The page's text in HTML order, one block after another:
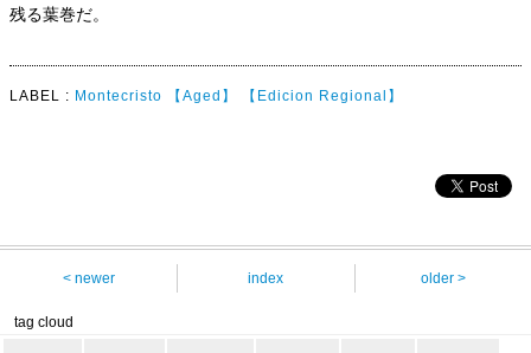
残る葉巻だ。
LABEL : Montecristo 【Aged】 【Edicion Regional】
< newer index older >
tag cloud